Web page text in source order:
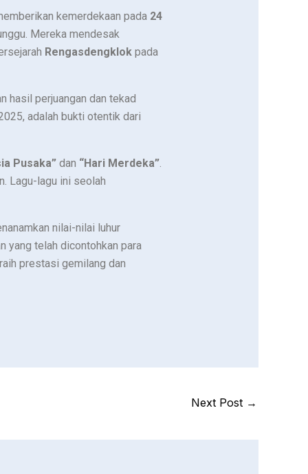
kemerdekaan pada 24
Mereka mendesak
Rengasdengklokpada
hasil perjuangan dan tekad
adalah bukti otentik dari
Pusaka”dan “Hari Merdeka”.
Lagu-lagu ini seolah
nilai-nilai luhur
yang telah dicontohkan para
prestasi gemilang dan
Next Post →